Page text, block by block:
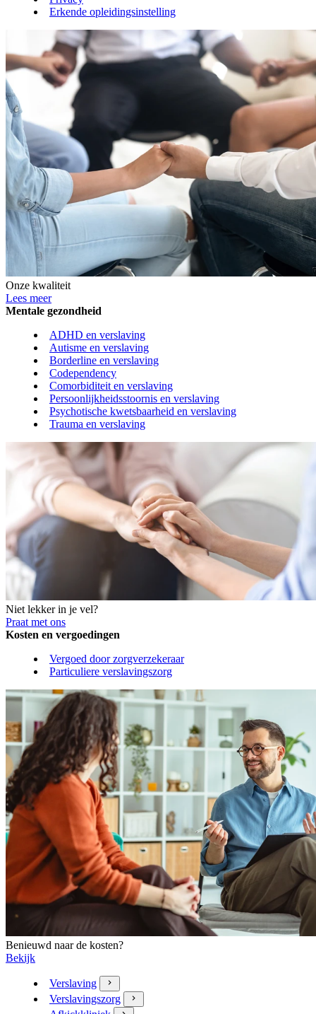
Erkende opleidingsinstelling
Onze kwaliteit
Lees meer
Mentale gezondheid
ADHD en verslaving
Autisme en verslaving
Borderline en verslaving
Codependency
Comorbiditeit en verslaving
Persoonlijkheidsstoornis en verslaving
Psychotische kwetsbaarheid en verslaving
Trauma en verslaving
Niet lekker in je vel?
Praat met ons
Kosten en vergoedingen
Vergoed door zorgverzekeraar
Particuliere verslavingszorg
Benieuwd naar de kosten?
Bekijk
Verslaving
Verslavingszorg